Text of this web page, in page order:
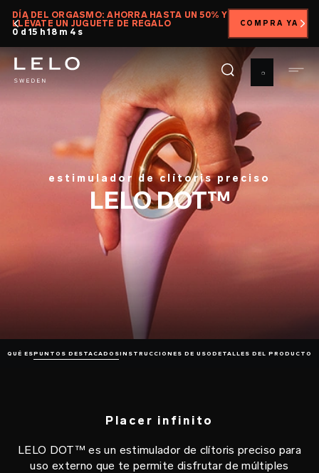
Pasar
contenido
principal
DÍA DEL ORGASMO: AHORRA HASTA UN 50% Y
LLÉVATE UN JUGUETE DE REGALO
0 d 15 h 18 m 3 s
COMPRA YA
estimulador de clítoris preciso
LELO DOT™
QUÉ ESPUNTOS DESTACADOSINSTRUCCIONES DE USO DETALLES DEL PRODUCTO
Placer infinito
LELO DOT™ es un estimulador de clítoris preciso para
uso externo que te permite disfrutar de múltiples